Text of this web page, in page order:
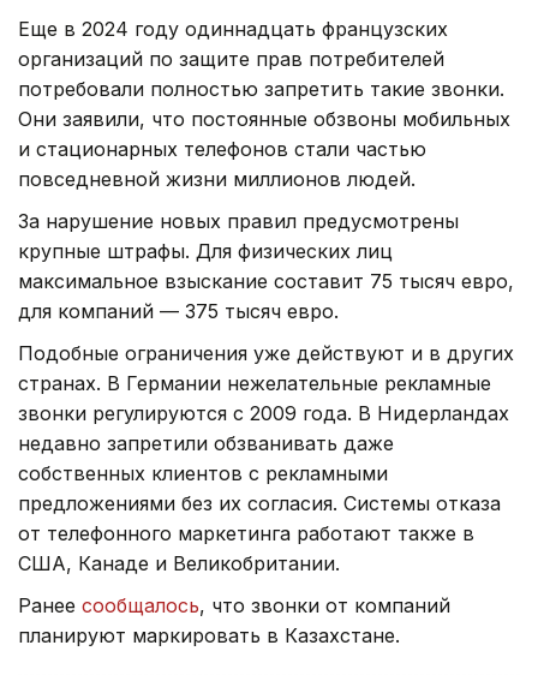
Еще в 2024 году одиннадцать французских
организаций по защите прав потребителей
потребовали полностью запретить такие звонки.
Они заявили, что постоянные обзвоны мобильных
и стационарных телефонов стали частью
повседневной жизни миллионов людей.
За нарушение новых правил предусмотрены
крупные штрафы. Для физических лиц
максимальное взыскание составит 75 тысяч евро,
для компаний — 375 тысяч евро.
Подобные ограничения уже действуют и в других
странах. В Германии нежелательные рекламные
звонки регулируются с 2009 года. В Нидерландах
недавно запретили обзванивать даже
собственных клиентов с рекламными
предложениями без их согласия. Системы отказа
от телефонного маркетинга работают также в
США, Канаде и Великобритании.
Ранее сообщалось, что звонки от компаний
планируют маркировать в Казахстане.